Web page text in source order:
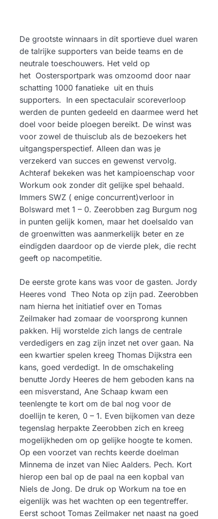
De grootste winnaars in dit sportieve duel waren
de talrijke supporters van beide teams en de
neutrale toeschouwers. Het veld op
het Oostersportpark was omzoomd door naar
schatting 1000 fanatieke uit en thuis
supporters. In een spectaculair scoreverloop
werden de punten gedeeld en daarmee werd het
doel voor beide ploegen bereikt. De winst was
voor zowel de thuisclub als de bezoekers het
uitgangsperspectief. Alleen dan was je
verzekerd van succes en gewenst vervolg.
Achteraf bekeken was het kampioenschap voor
Workum ook zonder dit gelijke spel behaald.
Immers SWZ ( enige concurrent)verloor in
Bolsward met 1 – 0. Zeerobben zag Burgum nog
in punten gelijk komen, maar het doelsaldo van
de groenwitten was aanmerkelijk beter en ze
eindigden daardoor op de vierde plek, die recht
geeft op nacompetitie.
De eerste grote kans was voor de gasten. Jordy
Heeres vond Theo Nota op zijn pad. Zeerobben
nam hierna het initiatief over en Tomas
Zeilmaker had zomaar de voorsprong kunnen
pakken. Hij worstelde zich langs de centrale
verdedigers en zag zijn inzet net over gaan. Na
een kwartier spelen kreeg Thomas Dijkstra een
kans, goed verdedigt. In de omschakeling
benutte Jordy Heeres de hem geboden kans na
een misverstand, Ane Schaap kwam een
teenlengte te kort om de bal nog voor de
doellijn te keren, 0 – 1. Even bijkomen van deze
tegenslag herpakte Zeerobben zich en kreeg
mogelijkheden om op gelijke hoogte te komen.
Op een voorzet van rechts keerde doelman
Minnema de inzet van Niec Aalders. Pech. Kort
hierop een bal op de paal na een kopbal van
Niels de Jong. De druk op Workum na toe en
eigenlijk was het wachten op een tegentreffer.
Eerst schoot Tomas Zeilmaker net naast na goed